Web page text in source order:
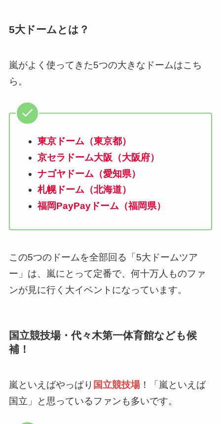
5大ドームとは？
嵐がよく使ってきた5つの大きなドームはこち
ら。
東京ドーム（東京都）
京セラドーム大阪（大阪府）
ナゴヤドーム（愛知県）
札幌ドーム（北海道）
福岡PayPayドーム（福岡県）
この5つのドームを全部回る「5大ドームツア
ー」は、嵐にとって定番で、何十万人ものファ
ンが見に行く大イベントになっています。
国立競技場・代々木第一体育館なども候
補！
嵐といえばやっぱり 国立競技場！「嵐といえば
国立」と思っているファンも多いです。